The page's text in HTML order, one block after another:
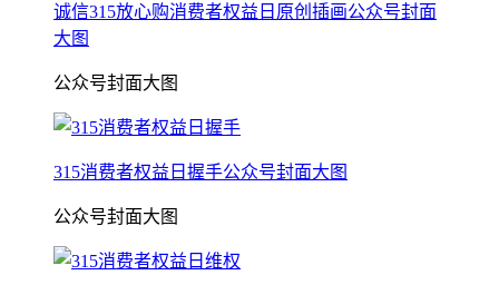
诚信315放心购消费者权益日原创插画公众号封面
大图
公众号封面大图
315消费者权益日握手公众号封面大图
公众号封面大图